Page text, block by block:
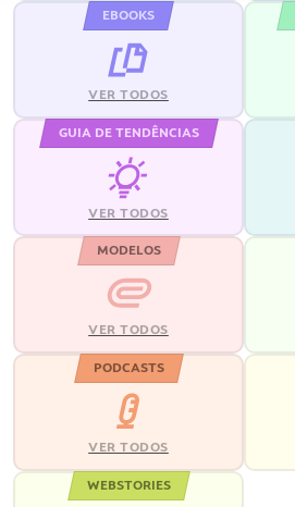
EBOOKS
VER TODOS
GUIA DE TENDÊNCIAS
VER TODOS
MODELOS
VER TODOS
PODCASTS
VER TODOS
WEBSTORIES